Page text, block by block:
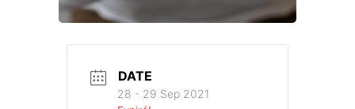
DATE
28 - 29 Sep 2021